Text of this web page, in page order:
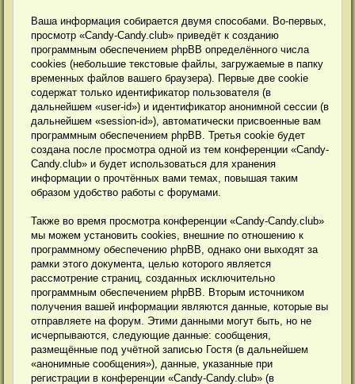
Ваша информация собирается двумя способами. Во-первых,
просмотр «Candy-Candy.club» приведёт к созданию
программным обеспечением phpBB определённого числа
cookies (небольшие текстовые файлы, загружаемые в папку
временных файлов вашего браузера). Первые две cookie
содержат только идентификатор пользователя (в
дальнейшем «user-id») и идентификатор анонимной сессии (в
дальнейшем «session-id»), автоматически присвоенные вам
программным обеспечением phpBB. Третья cookie будет
создана после просмотра одной из тем конференции «Candy-
Candy.club» и будет использоваться для хранения
информации о прочтённых вами темах, повышая таким
образом удобство работы с форумами.
Также во время просмотра конференции «Candy-Candy.club»
мы можем установить cookies, внешние по отношению к
программному обеспечению phpBB, однако они выходят за
рамки этого документа, целью которого является
рассмотрение страниц, созданных исключительно
программным обеспечением phpBB. Вторым источником
получения вашей информации являются данные, которые вы
отправляете на форум. Этими данными могут быть, но не
исчерпываются, следующие данные: сообщения,
размещённые под учётной записью Гостя (в дальнейшем
«анонимные сообщения»), данные, указанные при
регистрации в конференции «Candy-Candy.club» (в